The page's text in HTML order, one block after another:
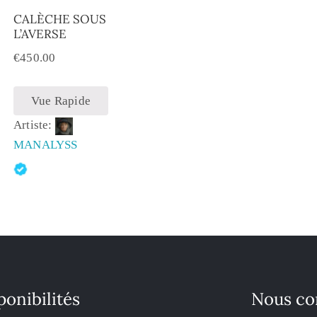
CALÈCHE SOUS
L’AVERSE
€450.00
Vue Rapide
Artiste:
MANALYSS
Nous